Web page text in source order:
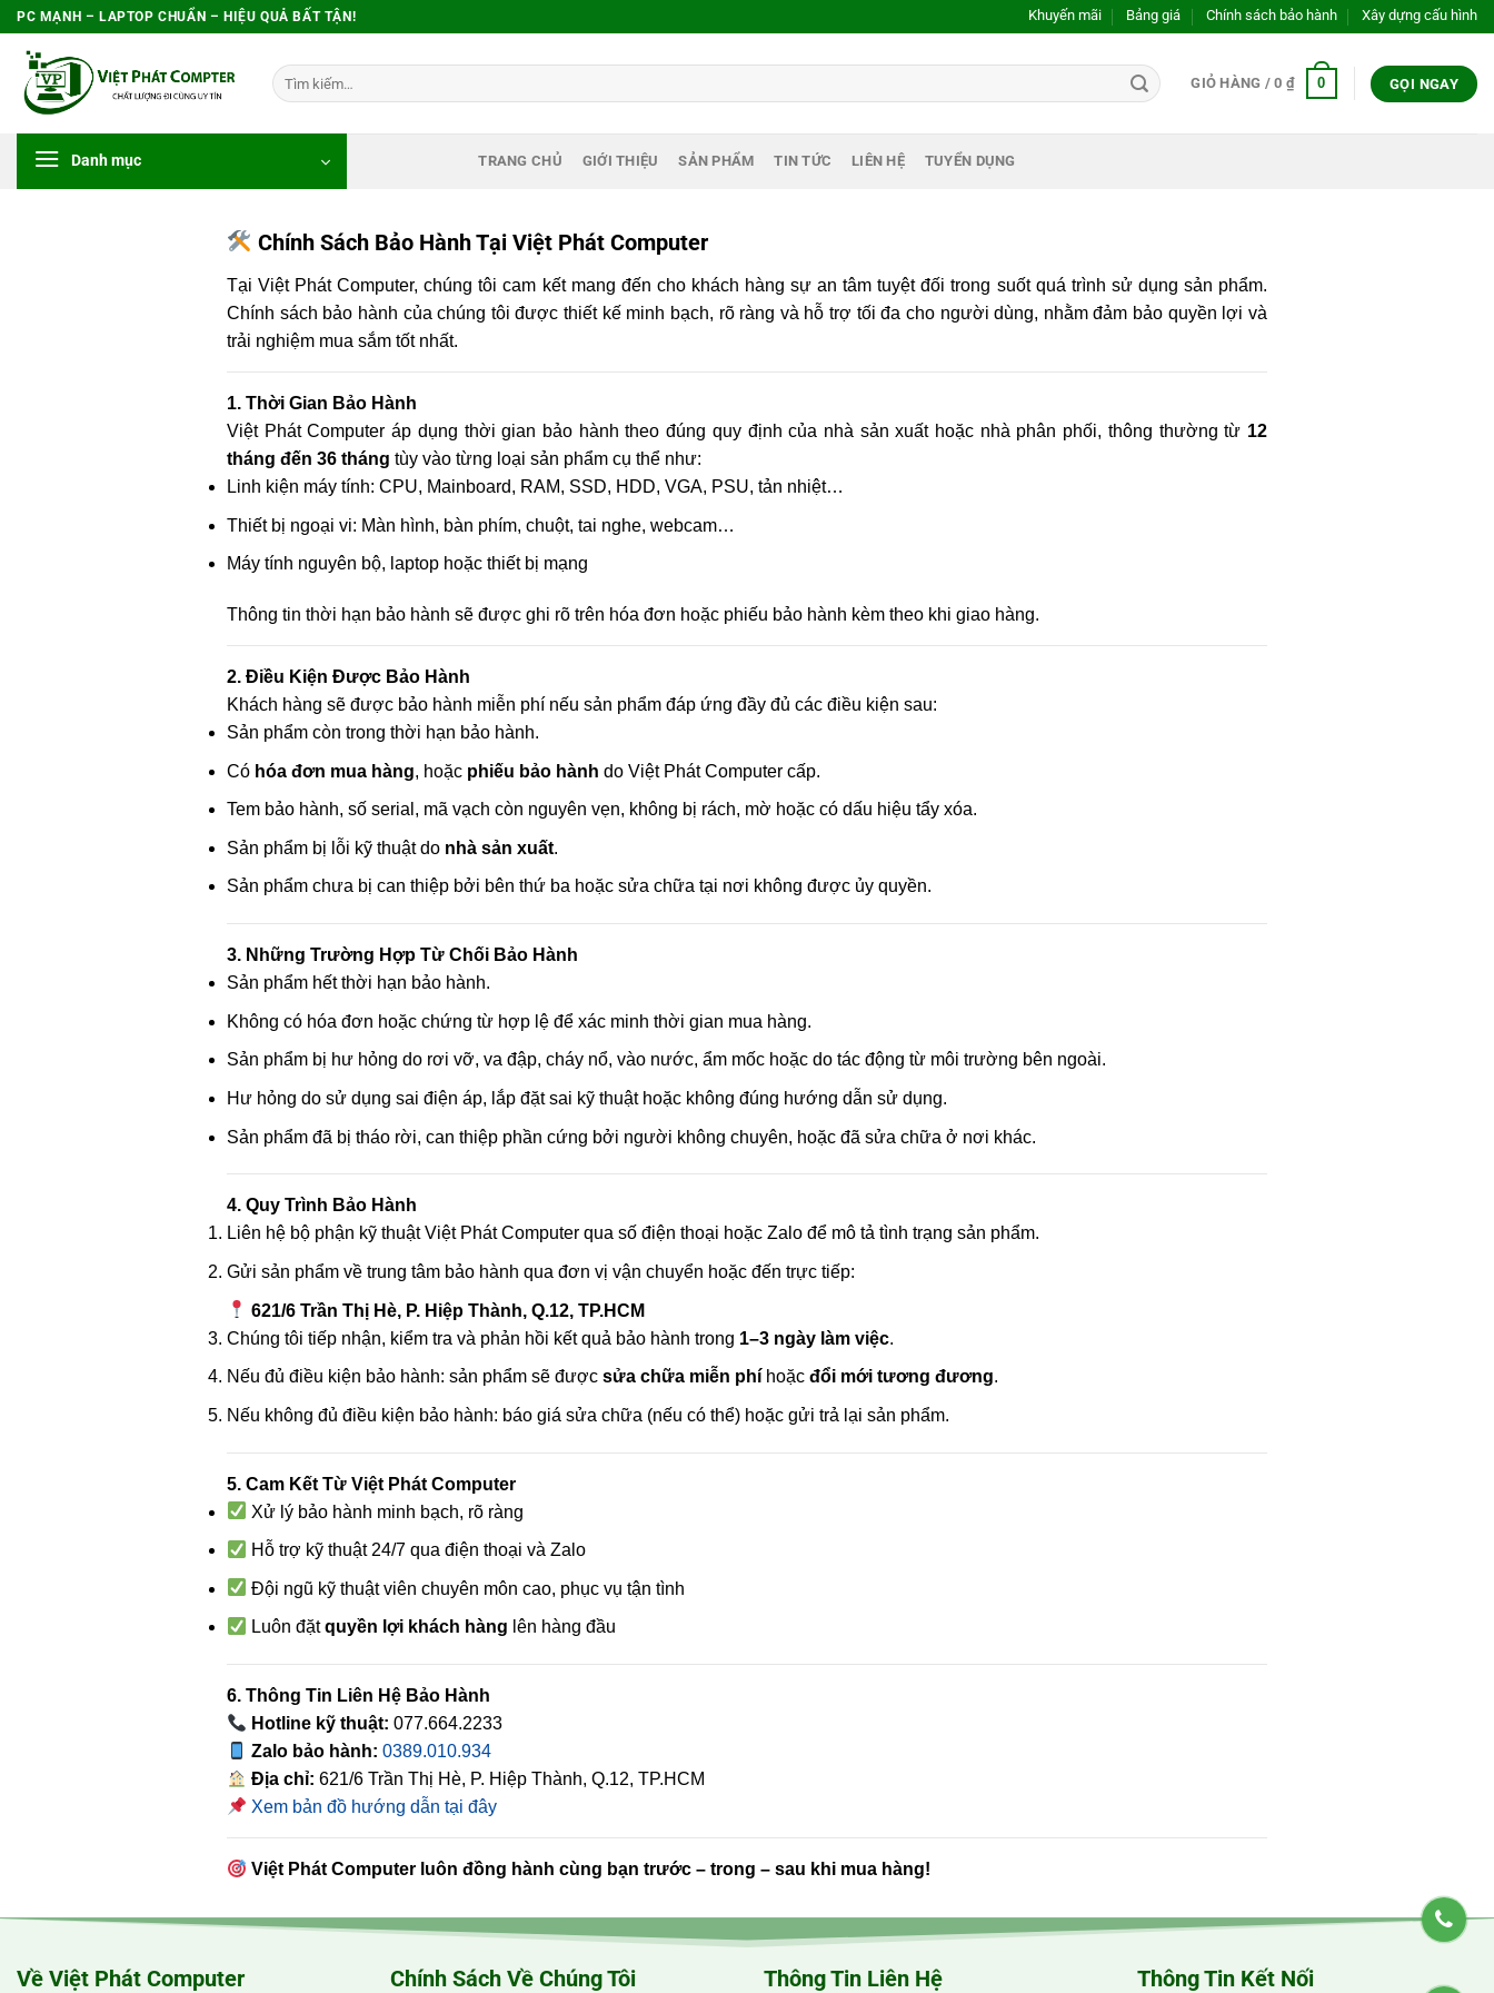
Bỏ
qua
dung
PC MẠNH – LAPTOP CHUẨN – HIỆU QUẢ BẤT TẬN! Khuyến mãi Bảng giá Chính sách bảo hành Xây dựng cấu hình
Tìm
GIỎ HÀNG /0 ₫ 0 GỌI NGAY
Danh mục TRANG CHỦ GIỚI THIỆU SẢN PHẨM TIN TỨC LIÊN HỆ TUYỂN DỤNG
Chính Sách Bảo Hành Tại Việt Phát Computer
Tại Việt Phát Computer, chúng tôi cam kết mang đến cho khách hàng sự an tâm tuyệt đối trong suốt quá trình sử dụng sản phẩm.
Chính sách bảo hành của chúng tôi được thiết kế minh bạch, rõ ràng và hỗ trợ tối đa cho người dùng, nhằm đảm bảo quyền lợi và
trải nghiệm mua sắm tốt nhất.
1. Thời Gian Bảo Hành
Việt Phát Computer áp dụng thời gian bảo hành theo đúng quy định của nhà sản xuất hoặc nhà phân phối, thông thường từ 12
tháng đến 36 tháng tùy vào từng loại sản phẩm cụ thể như:
Linh kiện máy tính: CPU, Mainboard, RAM, SSD, HDD, VGA, PSU, tản nhiệt…
Thiết bị ngoại vi: Màn hình, bàn phím, chuột, tai nghe, webcam…
Máy tính nguyên bộ, laptop hoặc thiết bị mạng
Thông tin thời hạn bảo hành sẽ được ghi rõ trên hóa đơn hoặc phiếu bảo hành kèm theo khi giao hàng.
2. Điều Kiện Được Bảo Hành
Khách hàng sẽ được bảo hành miễn phí nếu sản phẩm đáp ứng đầy đủ các điều kiện sau:
Sản phẩm còn trong thời hạn bảo hành.
Có hóa đơn mua hàng, hoặc phiếu bảo hành do Việt Phát Computer cấp.
Tem bảo hành, số serial, mã vạch còn nguyên vẹn, không bị rách, mờ hoặc có dấu hiệu tẩy xóa.
Sản phẩm bị lỗi kỹ thuật do nhà sản xuất.
Sản phẩm chưa bị can thiệp bởi bên thứ ba hoặc sửa chữa tại nơi không được ủy quyền.
3. Những Trường Hợp Từ Chối Bảo Hành
Sản phẩm hết thời hạn bảo hành.
Không có hóa đơn hoặc chứng từ hợp lệ để xác minh thời gian mua hàng.
Sản phẩm bị hư hỏng do rơi vỡ, va đập, cháy nổ, vào nước, ẩm mốc hoặc do tác động từ môi trường bên ngoài.
Hư hỏng do sử dụng sai điện áp, lắp đặt sai kỹ thuật hoặc không đúng hướng dẫn sử dụng.
Sản phẩm đã bị tháo rời, can thiệp phần cứng bởi người không chuyên, hoặc đã sửa chữa ở nơi khác.
4. Quy Trình Bảo Hành
Liên hệ bộ phận kỹ thuật Việt Phát Computer qua số điện thoại hoặc Zalo để mô tả tình trạng sản phẩm.
Gửi sản phẩm về trung tâm bảo hành qua đơn vị vận chuyển hoặc đến trực tiếp:
621/6 Trần Thị Hè, P. Hiệp Thành, Q.12, TP.HCM
Chúng tôi tiếp nhận, kiểm tra và phản hồi kết quả bảo hành trong 1–3 ngày làm việc.
Nếu đủ điều kiện bảo hành: sản phẩm sẽ được sửa chữa miễn phí hoặc đổi mới tương đương.
Nếu không đủ điều kiện bảo hành: báo giá sửa chữa (nếu có thể) hoặc gửi trả lại sản phẩm.
5. Cam Kết Từ Việt Phát Computer
Xử lý bảo hành minh bạch, rõ ràng
Hỗ trợ kỹ thuật 24/7 qua điện thoại và Zalo
Đội ngũ kỹ thuật viên chuyên môn cao, phục vụ tận tình
Luôn đặtquyền lợi khách hàng lên hàng đầu
6. Thông Tin Liên Hệ Bảo Hành
Hotline kỹ thuật: 077.664.2233
Zalo bảo hành: 0389.010.934
Địa chỉ: 621/6 Trần Thị Hè, P. Hiệp Thành, Q.12, TP.HCM
Xem bản đồ hướng dẫn tại đây
Việt Phát Computer luôn đồng hành cùng bạn trước – trong – sau khi mua hàng!
Về Việt Phát Computer Chính Sách Về Chúng Tôi Thông Tin Liên Hệ Thông Tin Kết Nối